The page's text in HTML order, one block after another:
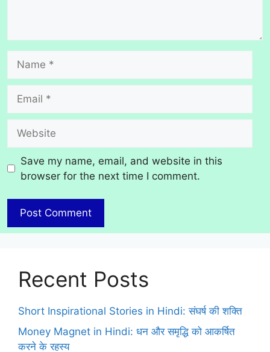
Save my name, email, and website in this
browser for the next time I comment.
Recent Posts
Short Inspirational Stories in Hindi: संघर्ष की शक्ति
Money Magnet in Hindi: धन और समृद्धि को आकर्षित
करने के रहस्य